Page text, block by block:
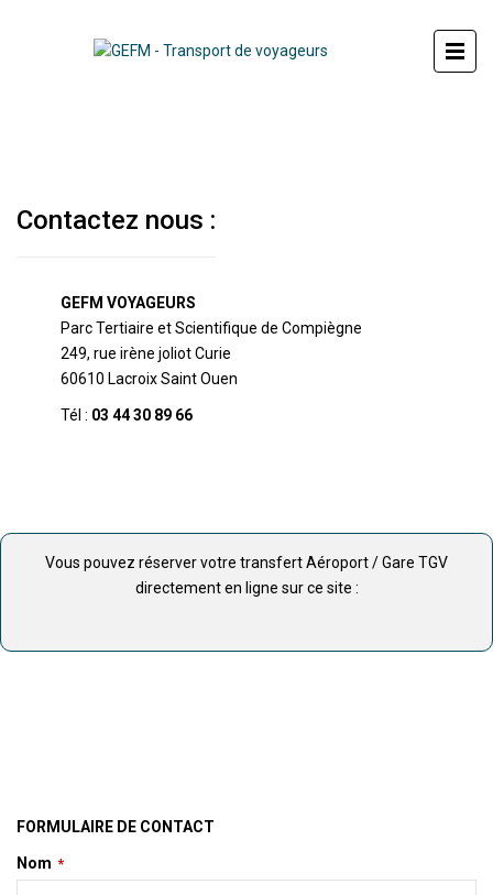
Contactez nous :
GEFM VOYAGEURS
Parc Tertiaire et Scientifique de Compiègne
249, rue irène joliot Curie
60610 Lacroix Saint Ouen
Tél : 03 44 30 89 66
Vous pouvez réserver votre transfert Aéroport / Gare TGV
directement en ligne sur ce site :
FORMULAIRE DE CONTACT
Nom *